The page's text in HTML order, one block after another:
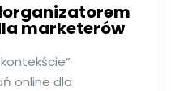
marketerów
online dla